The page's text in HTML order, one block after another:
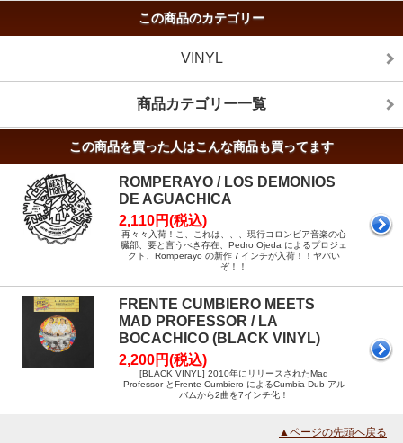
この商品のカテゴリー
VINYL
商品カテゴリー一覧
この商品を買った人はこんな商品も買ってます
ROMPERAYO / LOS DEMONIOS
DE AGUACHICA
2,110円(税込)
再々々入荷！こ、これは、、、現行コロンビア音楽の心
臓部、要と言うべき存在、Pedro Ojeda によるプロジェ
クト、Romperayo の新作７インチが入荷！！ヤバい
ぞ！！
FRENTE CUMBIERO MEETS
MAD PROFESSOR / LA
BOCACHICO (BLACK VINYL)
2,200円(税込)
[BLACK VINYL] 2010年にリリースされたMad
Professor とFrente Cumbiero によるCumbia Dub アル
バムから2曲を7インチ化！
▲ページの先頭へ戻る